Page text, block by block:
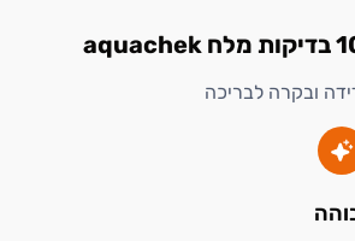
ובקרה לבריכה